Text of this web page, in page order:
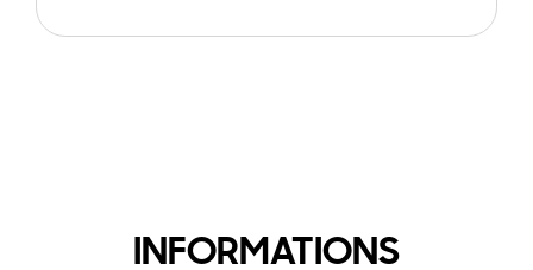
INFORMATIONS